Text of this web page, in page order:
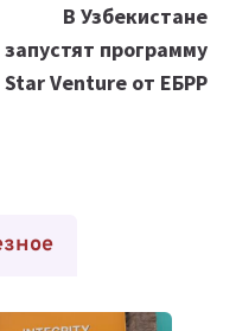
В Узбекистане
запустят программу
Star Venture от ЕБРР